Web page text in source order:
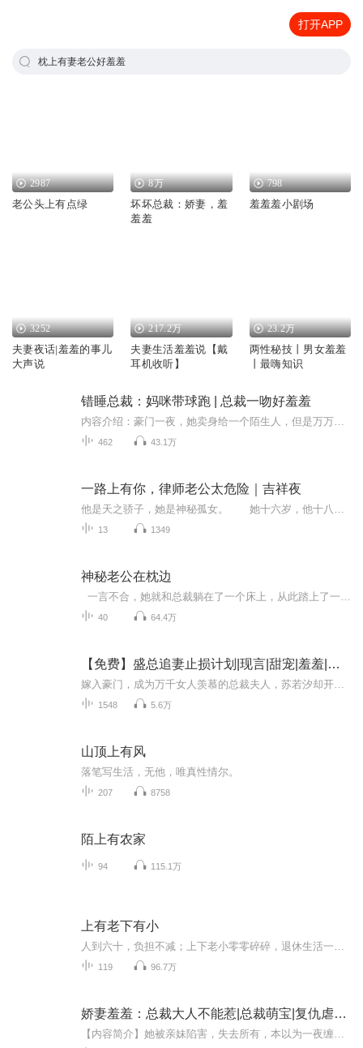
打开APP
枕上有妻老公好羞羞
2987
老公头上有点绿
8万
坏坏总裁：娇妻，羞
羞羞
798
羞羞羞小剧场
3252
夫妻夜话|羞羞的事儿
大声说
217.2万
夫妻生活羞羞说【戴
耳机收听】
23.2万
两性秘技丨男女羞羞
丨最嗨知识
错睡总裁：妈咪带球跑 | 总裁一吻好羞羞
462 43.1万
一路上有你，律师老公太危险｜吉祥夜
13 1349
神秘老公在枕边
40 64.4万
【免费】盛总追妻止损计划|现言|甜宠|羞羞|多人
1548 5.6万
山顶上有风
落笔写生活，无他，唯真性情尔。
207 8758
陌上有农家
94 115.1万
上有老下有小
119 96.7万
娇妻羞羞：总裁大人不能惹|总裁萌宝|复仇虐渣|甜宠